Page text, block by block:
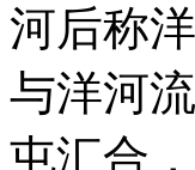
河后称
与洋河
屯汇合